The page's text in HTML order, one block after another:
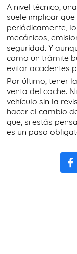
A nivel técnico,
suele implicar
periódicamente,
mecánicos,
seguridad. Y
como un trámite
evitar accidentes
Por último, tener
venta del coche.
vehículo sin la
hacer el cambio
que, si estás
es un paso